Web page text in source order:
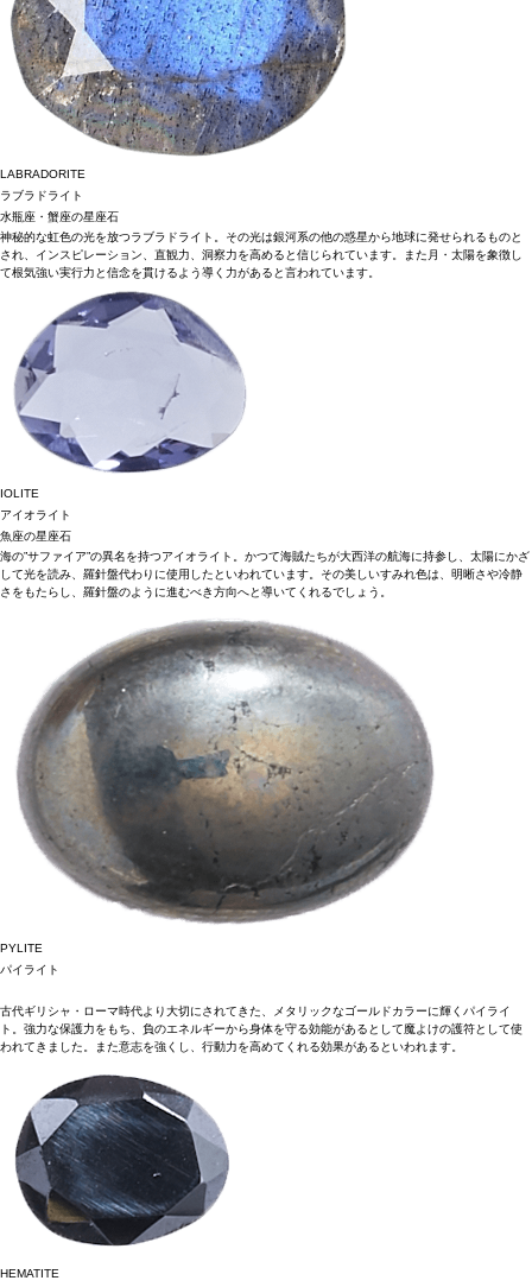
LABRADORITE
ラブラドライト
水瓶座・蟹座の星座石
神秘的な虹色の光を放つラブラドライト。その光は銀河系の他の惑星から地球に発せられるものと
され、インスピレーション、直観力、洞察力を高めると信じられています。また月・太陽を象徴し
て根気強い実行力と信念を貫けるよう導く力があると言われています。
IOLITE
アイオライト
魚座の星座石
海の”サファイア”の異名を持つアイオライト。かつて海賊たちが大西洋の航海に持参し、太陽にかざ
して光を読み、羅針盤代わりに使用したといわれています。その美しいすみれ色は、明晰さや冷静
さをもたらし、羅針盤のように進むべき方向へと導いてくれるでしょう。
PYLITE
パイライト
古代ギリシャ・ローマ時代より大切にされてきた、メタリックなゴールドカラーに輝くパイライ
ト。強力な保護力をもち、負のエネルギーから身体を守る効能があるとして魔よけの護符として使
われてきました。また意志を強くし、行動力を高めてくれる効果があるといわれます。
HEMATITE